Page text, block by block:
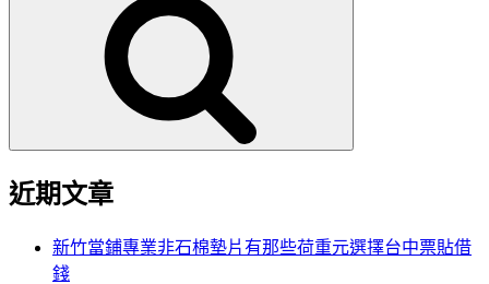
近期文章
新竹當鋪專業非石棉墊片有那些荷重元選擇台中票貼借
錢